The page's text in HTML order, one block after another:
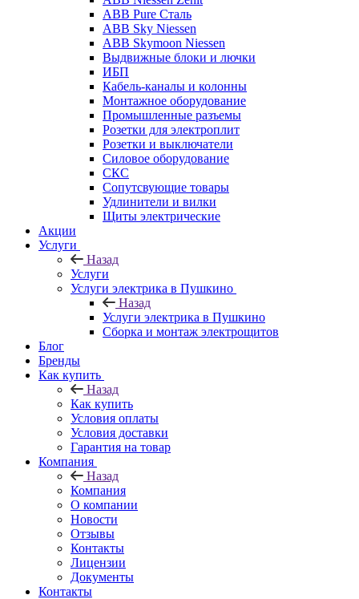
ABB Pure Сталь
ABB Sky Niessen
ABB Skymoon Niessen
Выдвижные блоки и лючки
ИБП
Кабель-каналы и колонны
Монтажное оборудование
Промышленные разъемы
Розетки для электроплит
Розетки и выключатели
Силовое оборудование
СКС
Сопутсвующие товары
Удлинители и вилки
Щиты электрические
Акции
Услуги
Назад
Услуги
Услуги электрика в Пушкино
Назад
Услуги электрика в Пушкино
Сборка и монтаж электрощитов
Блог
Бренды
Как купить
Назад
Как купить
Условия оплаты
Условия доставки
Гарантия на товар
Компания
Назад
Компания
О компании
Новости
Отзывы
Контакты
Лицензии
Документы
Контакты